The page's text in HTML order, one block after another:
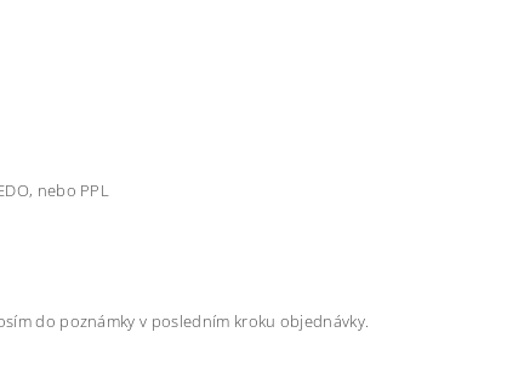
nebo PPL
do poznámky v posledním kroku objednávky.